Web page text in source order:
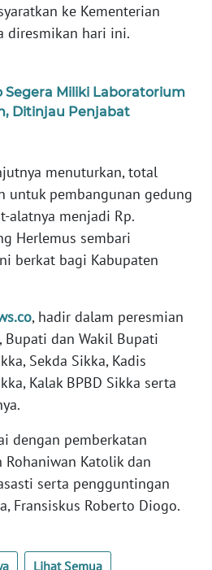
ke Kementerian
diresmikan hari ini.
Segera Miliki Laboratorium
Ditinjau Penjabat
menuturkan, total
untuk pembangunan gedung
alatnya menjadi Rp.
Herlemus sembari
berkat bagi Kabupaten
, hadir dalam peresmian
Bupati dan Wakil Bupati
Sekda Sikka, Kadis
Kalak BPBD Sikka serta
dengan pemberkatan
Katolik dan
serta pengguntingan
Fransiskus Roberto Diogo.
Lihat Semua